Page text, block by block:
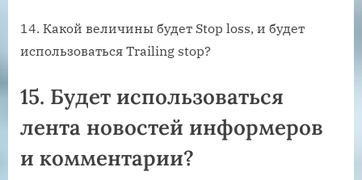
14. Какой величины будет Stop loss, и будет
использоваться Trailing stop?
15. Будет использоваться
лента новостей информеров
и комментарии?